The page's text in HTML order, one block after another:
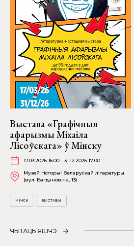
Выстава «Графічныя
афарызмы Міхаіла
Лісоўскага» ў Мінску
17.03.2026 16:00 - 31.12.2026 17:00
Музей гісторыі беларускай літаратуры
(вул. Багдановіча, 13)
МІНСК ВЫСТАВЫ
ЧЫТАЦЬ ЯШЧЭ